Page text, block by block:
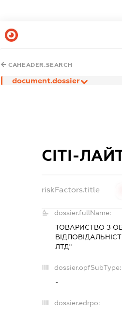
CAHEADER.SEARCH
document.dossier
СІТІ-
riskFactors.title
dossier.fullName:
ТОВАРИСТВО З
ЛТД"
dossier.opfSubType:
-
dossier.edrpo: